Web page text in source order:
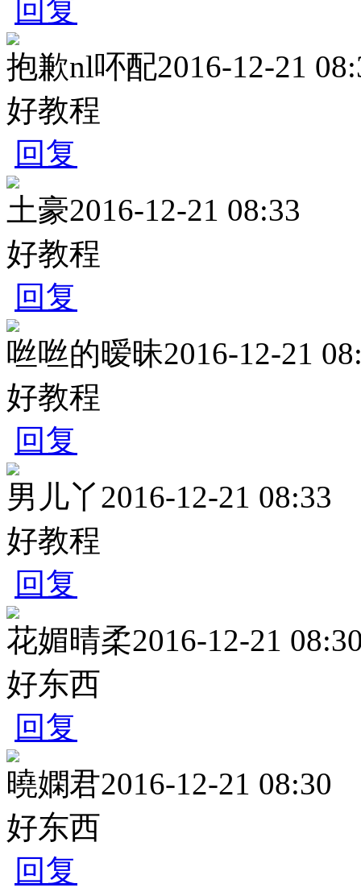
回复
抱歉nl吥配2016-12-21
好教程
回复
土豪2016-12-21 08:33
好教程
回复
咝咝的暧昧2016-12-21
好教程
回复
男儿丫2016-12-21 08:33
好教程
回复
花媚晴柔2016-12-21
好东西
回复
曉嫻君2016-12-21 08:30
好东西
回复